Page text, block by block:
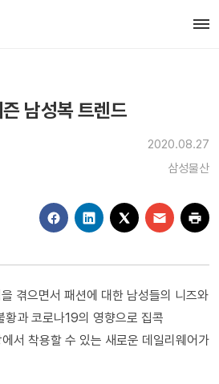
남성복 트렌드
2020.08.27
삼성물산
겪으면서 패션에 대한 남성들의 니즈와
황과 코로나19의 영향으로 집콕
서 착용할 수 있는 새로운 데일리웨어가